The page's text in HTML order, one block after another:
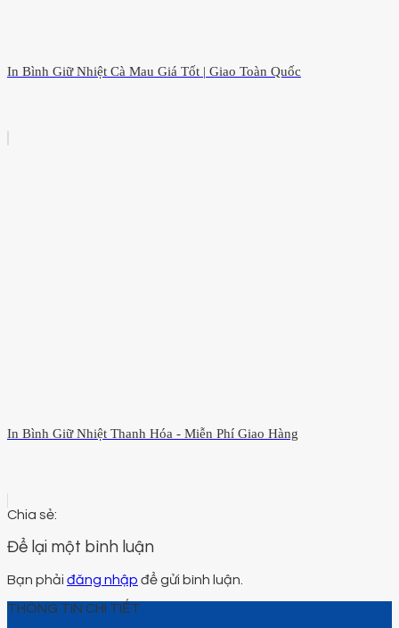
In Bình Giữ Nhiệt Cà Mau Giá Tốt | Giao Toàn Quốc
In Bình Giữ Nhiệt Thanh Hóa - Miễn Phí Giao Hàng
Để lại một bình luận
Bạn phải đăng nhập để gửi bình luận.
THÔNG TIN CHI TIẾT